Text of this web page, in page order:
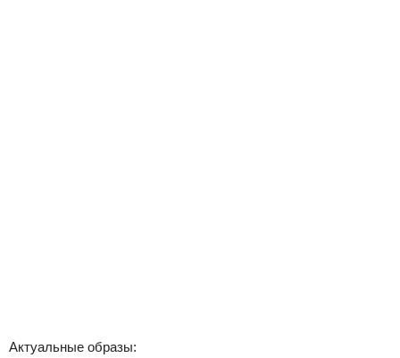
Актуальные образы: